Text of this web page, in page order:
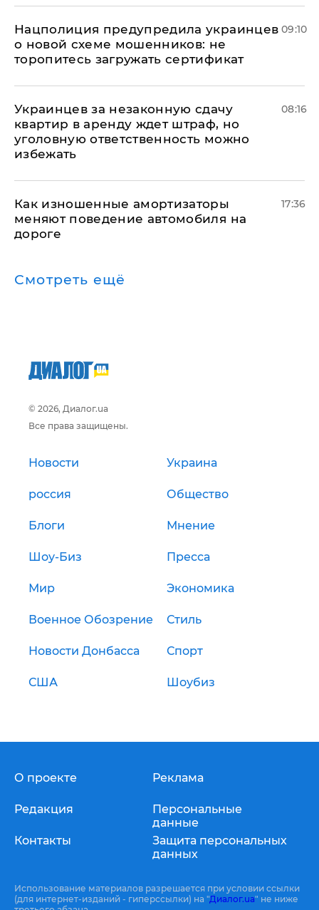
Нацполиция предупредила украинцев
о новой схеме мошенников: не
торопитесь загружать сертификат
09:10
Украинцев за незаконную сдачу
квартир в аренду ждет штраф, но
уголовную ответственность можно
избежать
08:16
Как изношенные амортизаторы
меняют поведение автомобиля на
дороге
17:36
Смотреть ещё
© 2026, Диалог.ua
Все права защищены.
Новости Украина
россия Общество
Блоги Мнение
Шоу-Биз Пресса
Мир Экономика
Военное Обозрение Стиль
Новости Донбасса Спорт
США Шоубиз
О проекте
Редакция
Контакты
Реклама
Персональные
данные
Защита персональных
данных
Использование материалов разрешается при условии ссылки
(для интернет-изданий - гиперссылки) на "Диалог.ua" не ниже